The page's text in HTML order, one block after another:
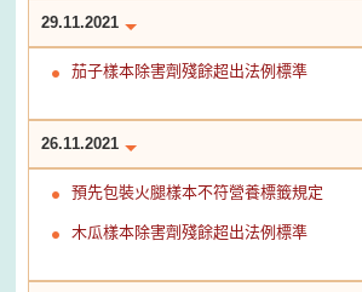
29.11.2021
茄子樣本除害劑殘餘超出法例標準
26.11.2021
預先包裝火腿樣本不符營養標籤規定
木瓜樣本除害劑殘餘超出法例標準